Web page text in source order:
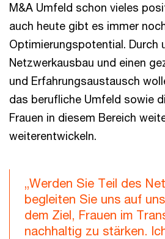
M&A Umfeld schon vieles
auch heute gibt es immer
Optimierungspotential. Durch
Netzwerkausbau und einen
und Erfahrungsaustausch
das berufliche Umfeld sowie
Frauen in diesem Bereich
weiterentwickeln.
„Werden Sie Teil des
begleiten Sie uns auf
dem Ziel, Frauen im
nachhaltig zu stärken.